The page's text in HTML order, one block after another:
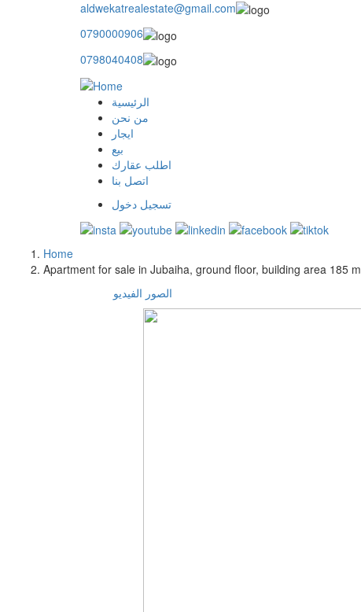
aldwekatrealestate@gmail.com
0790000906
0798040408
main
menu
الرئيسية
من نحن
ايجار
بيع
اطلب عقارك
اتصل بنا
user
تسجيل دخول
Breadcrumb
Home
Apartment for sale in Jubaiha, ground floor, building area 185 m
الصور الفيديو